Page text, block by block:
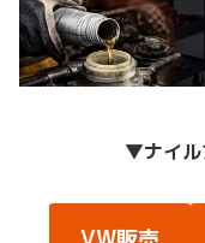
▼ナイ